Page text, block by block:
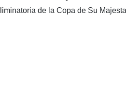
de la Copa de Su